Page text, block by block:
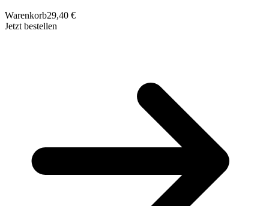
Warenkorb29,40 €
Jetzt bestellen